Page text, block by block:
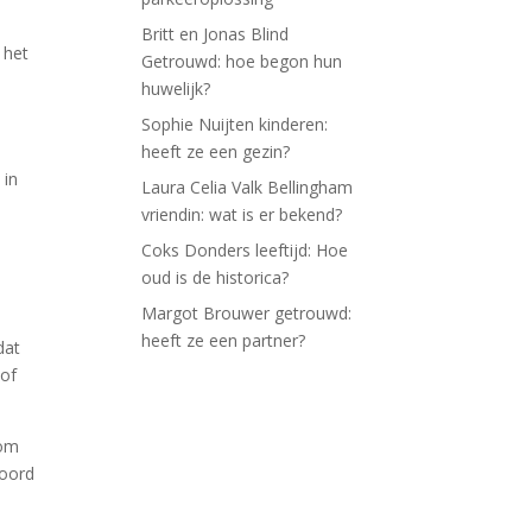
het
Britt en Jonas Blind
Getrouwd: hoe begon hun
huwelijk?
Sophie Nuijten kinderen:
heeft ze een gezin?
Laura Celia Valk Bellingham
vriendin: wat is er bekend?
Coks Donders leeftijd: Hoe
oud is de historica?
Margot Brouwer getrouwd:
heeft ze een partner?